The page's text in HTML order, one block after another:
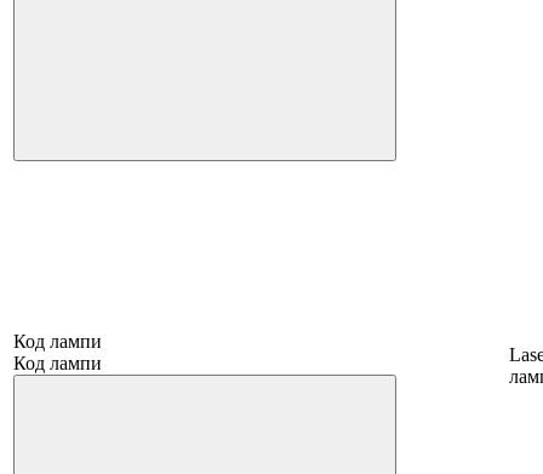
Код лампи
Код лампи